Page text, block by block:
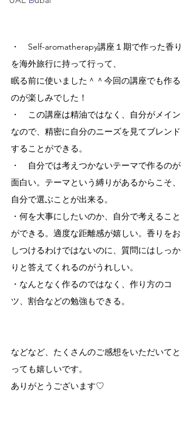
・　Self-aromatherapy講座１期で作った香り
を海外旅行に持って行って、
眠る前に使いました＾＾今回の講座でも作る
のが楽しみでした！
・　この講座は精油ではなく、自分がメイン
なので、精密に自分のニーズを見てブレンド
することができる。
・　自分では考えつかないテーマで作るのが
面白い。テーマという縛りがあるからこそ、
自分で選ぶことが出来る。
・何を大事にしたいのか、自分で考えること
ができる。適度な距離感が嬉しい。香りをお
しつけるわけではないのに、質問にはしっか
りと答えてくれるのがうれしい。
・なんとなく作るのではなく、作り方のコ
ツ、割合などの勉強もできる。
などなど、たくさんのご感想をいただいてと
っても嬉しいです。
ありがとうございます♡